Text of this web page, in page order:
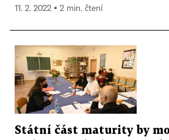
11. 2. 2022 ▪ 2 min. čtení
Státní část maturity by